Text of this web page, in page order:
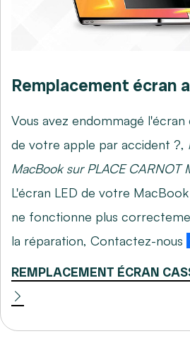
Remplacement écran
Vous avez endommagé
de votre apple par accident ?,
MacBook sur PLACE CARNOT
L'écran LED de votre
ne fonctionne plus
la réparation, Contactez-nous
REMPLACEMENT ÉCRAN